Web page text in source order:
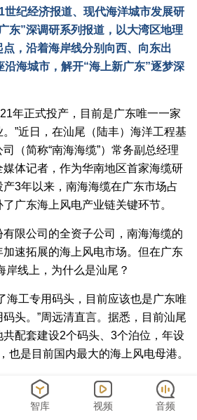
世纪经济报道、现代海洋城市发展研
东”深调研系列报道，以大湾区地理
点，沿着海岸线分别向西、向东出
海城市，解开“海上新广东”逐梦深
年正式投产，目前是广东唯一一家
”近日，在汕尾（陆丰）海洋工程基
（简称“南海海缆”）常务副总经理
体记者，作为华南地区首家海缆研
3年以来，南海海缆在广东市场占
广东海上风电产业链关键环节。
限公司的全资子公司，南海海缆的
加速拓展的海上风电市场。但在广东
岸线上，为什么是汕尾？
海工专用码头，目前应该也是广东唯
头。”周远清直言。据悉，目前汕尾
共配套建设2个码头、3个泊位，年设
也是目前国内最大的海上风电母港。
。几样要素的叠加逐步为来访者勾勒
的发展轮廓。2022年，以海上风电装
智库 视频 音频